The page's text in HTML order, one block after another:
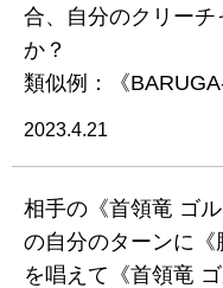
合、自分のクリー
か？
類似例：《
2023.4.21
相手の《首領竜 ゴ
の自分のターンに《
を唱えて《首領竜